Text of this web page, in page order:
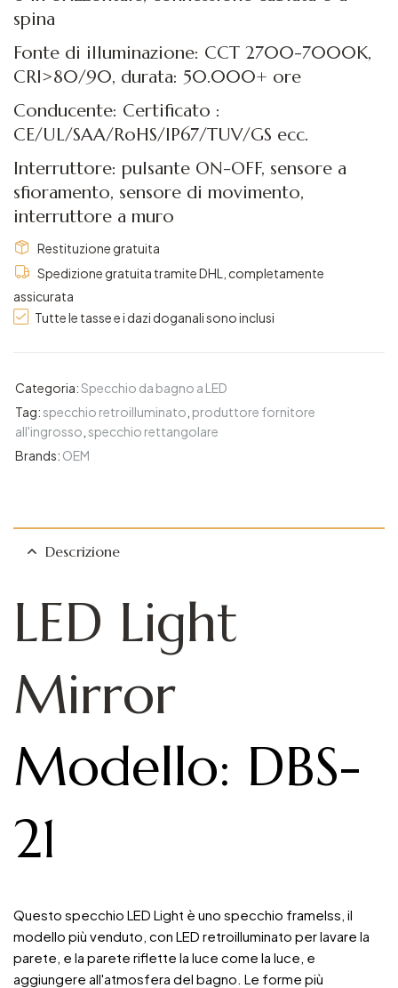
spina
Fonte di illuminazione: CCT 2700-7000K,
CRI>80/90, durata: 50.000+ ore
Conducente: Certificato :
CE/UL/SAA/RoHS/IP67/TUV/GS ecc.
Interruttore: pulsante ON-OFF, sensore a
sfioramento, sensore di movimento,
interruttore a muro
Restituzione gratuita
Spedizione gratuita tramite DHL, completamente
assicurata
Tutte le tasse e i dazi doganali sono inclusi
Categoria:Specchio da bagno a LED
Tag: specchio retroilluminato produttore fornitore
all'ingrosso specchio rettangolare
Brands: OEM
Descrizione
LED Light
Mirror​
Modello: DBS-
21
Questo specchio LED Light è uno specchio framelss, il
modello più venduto, con LED retroilluminato per lavare la
parete, e la parete riflette la luce come la luce, e
aggiungere all'atmosfera del bagno. Le forme più